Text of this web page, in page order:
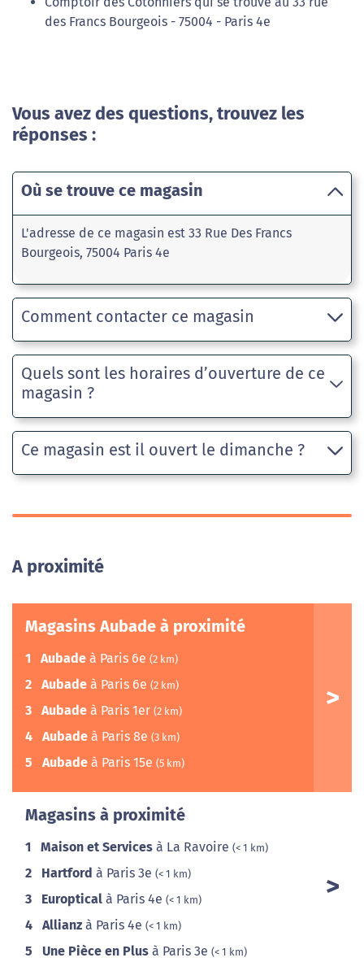
des Francs Bourgeois - 75004 - Paris 4e
Vous avez des questions, trouvez les
réponses :
Où se trouve ce magasin
L'adresse de ce magasin est 33 Rue Des Francs
Bourgeois, 75004 Paris 4e
Comment contacter ce magasin
Quels sont les horaires d’ouverture de ce
magasin ?
Ce magasin est il ouvert le dimanche ?
A proximité
Magasins Aubade à proximité
1 Aubade à Paris 6e (2 km)
2 Aubade à Paris 6e (2 km)
3 Aubade à Paris 1er (2 km)
4 Aubade à Paris 8e (3 km)
5 Aubade à Paris 15e (5 km)
Magasins à proximité
1 Maison et Services à La Ravoire (< 1 km)
2 Hartford à Paris 3e (< 1 km)
3 Europtical à Paris 4e (< 1 km)
4 Allianz à Paris 4e (< 1 km)
5 Une Pièce en Plus à Paris 3e (< 1 km)